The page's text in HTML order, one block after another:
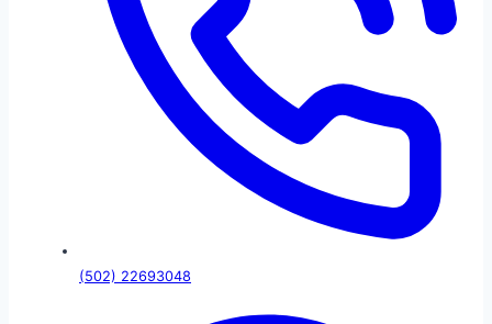
(502) 22693048